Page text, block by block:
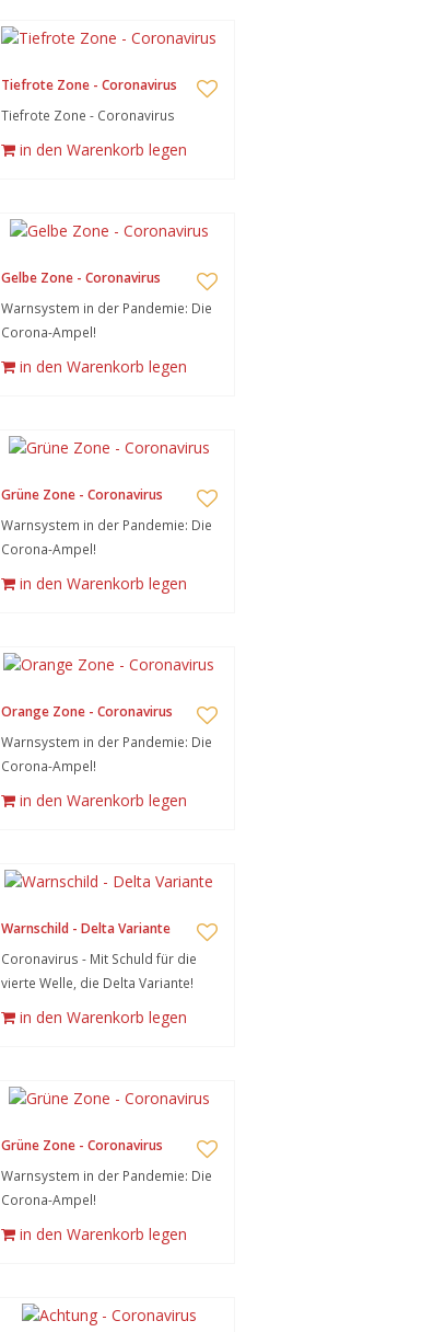
Tiefrote Zone - Coronavirus
Tiefrote Zone - Coronavirus
in den Warenkorb legen
Gelbe Zone - Coronavirus
Warnsystem in der Pandemie: Die
Corona-Ampel!
in den Warenkorb legen
Grüne Zone - Coronavirus
Warnsystem in der Pandemie: Die
Corona-Ampel!
in den Warenkorb legen
Orange Zone - Coronavirus
Warnsystem in der Pandemie: Die
Corona-Ampel!
in den Warenkorb legen
Warnschild - Delta Variante
Coronavirus - Mit Schuld für die
vierte Welle, die Delta Variante!
in den Warenkorb legen
Grüne Zone - Coronavirus
Warnsystem in der Pandemie: Die
Corona-Ampel!
in den Warenkorb legen